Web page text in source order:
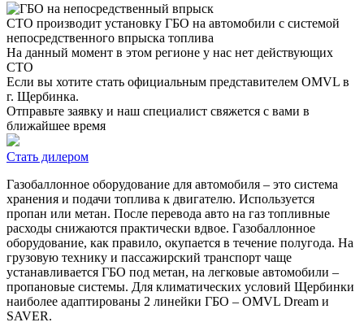
ГБО на непосредственный впрыск
СТО производит установку ГБО на автомобили с системой
непосредственного впрыска топлива
На данный момент в этом регионе у нас нет действующих
СТО
Если вы хотите стать официальным представителем OMVL в
г. Щербинка.
Отправьте заявку и наш специалист свяжется с вами в
ближайшее время
Стать дилером
Газобаллонное оборудование для автомобиля – это система
хранения и подачи топлива к двигателю. Используется
пропан или метан. После перевода авто на газ топливные
расходы снижаются практически вдвое. Газобаллонное
оборудование, как правило, окупается в течение полугода. На
грузовую технику и пассажирский транспорт чаще
устанавливается ГБО под метан, на легковые автомобили –
пропановые системы. Для климатических условий Щербинки
наиболее адаптированы 2 линейки ГБО – OMVL Dream и
SAVER.